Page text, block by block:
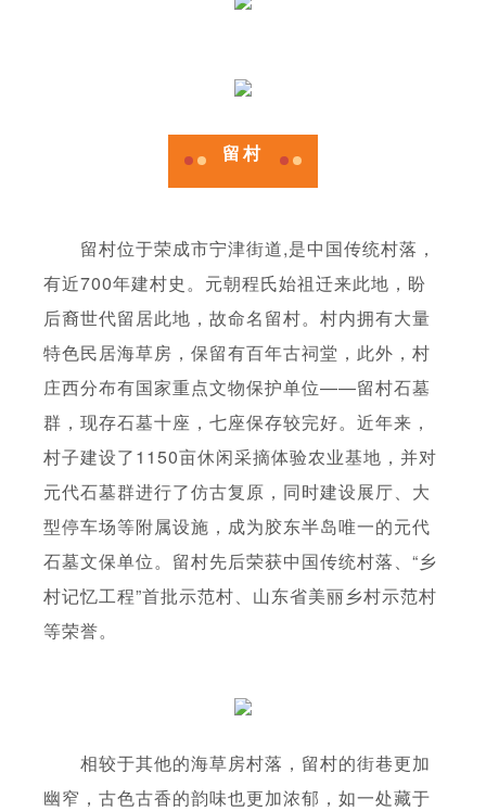
留村
留村位于荣成市宁津街道,是中国传统村落，
有近700年建村史。元朝程氏始祖迁来此地，盼
后裔世代留居此地，故命名留村。村内拥有大量
特色民居海草房，保留有百年古祠堂，此外，村
庄西分布有国家重点文物保护单位——留村石墓
群，现存石墓十座，七座保存较完好。近年来，
村子建设了1150亩休闲采摘体验农业基地，并对
元代石墓群进行了仿古复原，同时建设展厅、大
型停车场等附属设施，成为胶东半岛唯一的元代
石墓文保单位。留村先后荣获中国传统村落、“乡
村记忆工程”首批示范村、山东省美丽乡村示范村
等荣誉。
相较于其他的海草房村落，留村的街巷更加
幽窄，古色古香的韵味也更加浓郁，如一处藏于